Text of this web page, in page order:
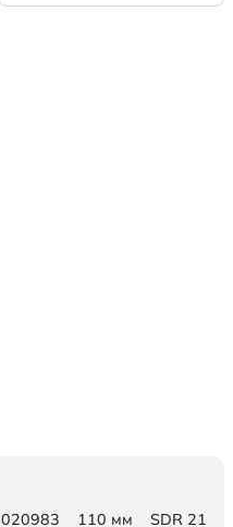
020983 110 мм SDR 21